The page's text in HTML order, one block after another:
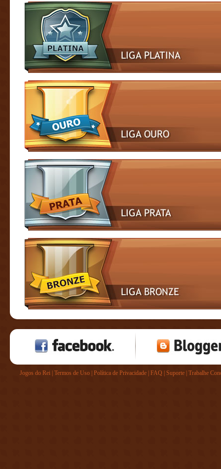
Jogos do Rei| Termos de Uso| Política de Privacidade| FAQ Suporte| Trabalhe